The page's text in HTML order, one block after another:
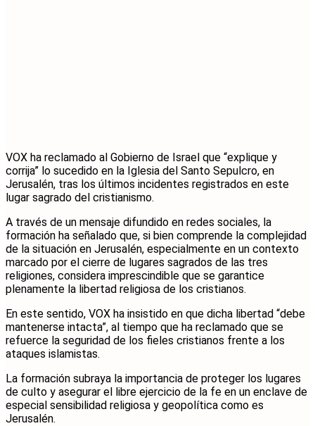
VOX ha reclamado al Gobierno de Israel que “explique y
corrija” lo sucedido en la Iglesia del Santo Sepulcro, en
Jerusalén, tras los últimos incidentes registrados en este
lugar sagrado del cristianismo.
A través de un mensaje difundido en redes sociales, la
formación ha señalado que, si bien comprende la complejidad
de la situación en Jerusalén, especialmente en un contexto
marcado por el cierre de lugares sagrados de las tres
religiones, considera imprescindible que se garantice
plenamente la libertad religiosa de los cristianos.
En este sentido, VOX ha insistido en que dicha libertad “debe
mantenerse intacta”, al tiempo que ha reclamado que se
refuerce la seguridad de los fieles cristianos frente a los
ataques islamistas.
La formación subraya la importancia de proteger los lugares
de culto y asegurar el libre ejercicio de la fe en un enclave de
especial sensibilidad religiosa y geopolítica como es
Jerusalén.